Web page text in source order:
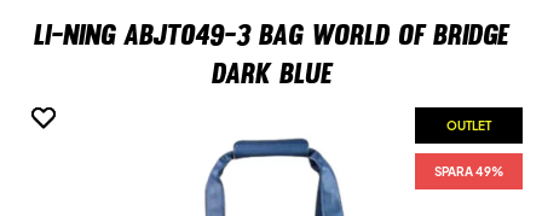
Li-Ning ABJT049-3 Bag World of Bridge
Dark Blue
OUTLET
SPARA 49%
OUTLET
SPARA 49%